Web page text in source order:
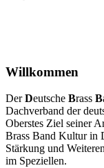
Willkommen
DerDeutsche Brass B
Dachverband der
Oberstes Ziel seiner
Brass Band Kultur in
Stärkung und
im Speziellen.